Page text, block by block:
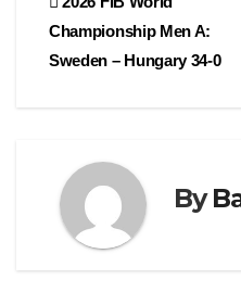
Post
navigation
Championship Men A:
Sweden – Hungary 34-0
By